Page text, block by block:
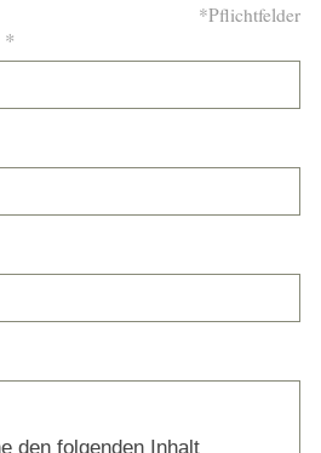
*Pflichtfelder
*